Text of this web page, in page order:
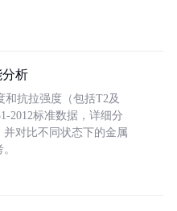
析
抗拉强度（包括T2及
2012标准数据，详细分
对比不同状态下的金属